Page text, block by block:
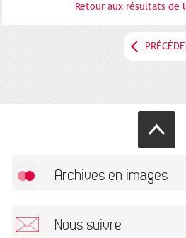
Retour aux résultats de
Archives en images
Nous suivre